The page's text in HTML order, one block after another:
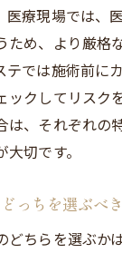
医療現場では、
ため、より厳格
テでは施術前に
ックしてリスク
は、それぞれの
切です。
っちを選ぶべ
どちらを選ぶか